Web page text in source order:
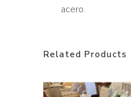
acero.
Related Products